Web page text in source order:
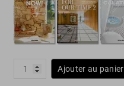
Ajouter au panier